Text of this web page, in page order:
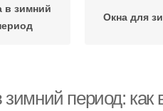
в зимний
Окна для
зимний период: